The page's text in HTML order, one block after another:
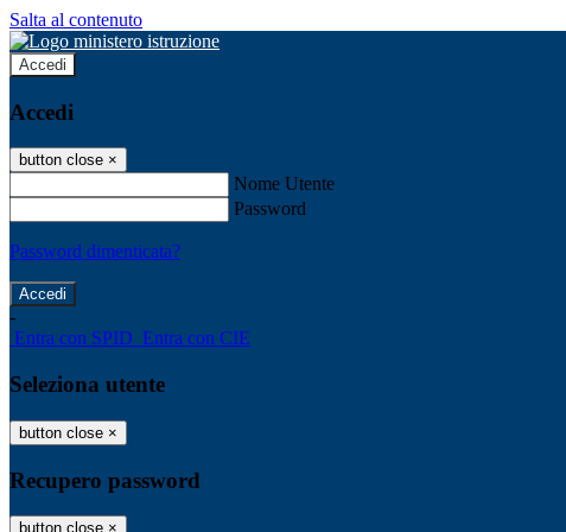
Salta al contenuto
Accedi
Accedi
button close ×
Nome Utente
Password
Password dimenticata?
-
Entra con SPID Entra con CIE
Seleziona utente
button close ×
Recupero password
button close ×